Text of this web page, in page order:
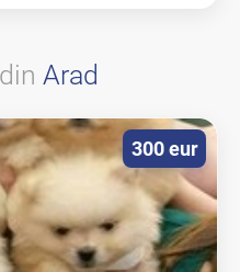
Arad
300 eur